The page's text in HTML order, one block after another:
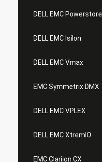
DELL EMC Powerstore
DELL EMC Isilon
DELL EMC Vmax
EMC Symmetrix DMX
DELL EMC VPLEX
DELL EMC XtremIO
EMC Clariion CX